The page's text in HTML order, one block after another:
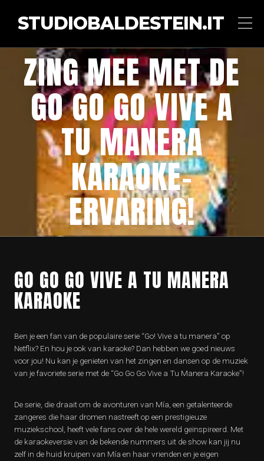
STUDIOBALDESTEIN.IT
ZING MEE MET DE
GO GO GO VIVE A
TU MANERA
KARAOKE-
ERVARING!
GO GO GO VIVE A TU MANERA
KARAOKE
Ben je een fan van de populaire serie “Go! Vive a tu manera” op
Netflix? En hou je ook van karaoke? Dan hebben we goed nieuws
voor jou! Nu kan je genieten van het zingen en dansen op de muziek
van je favoriete serie met de “Go Go Go Vive a Tu Manera Karaoke”!
De serie, die draait om de avonturen van Mía, een getalenteerde
zangeres die haar dromen nastreeft op een prestigieuze
muziekschool, heeft vele fans over de hele wereld geïnspireerd. Met
de karaokeversie van de bekende nummers uit de show kan jij nu
zelf in de huid kruipen van Mía en haar vrienden en je eigen